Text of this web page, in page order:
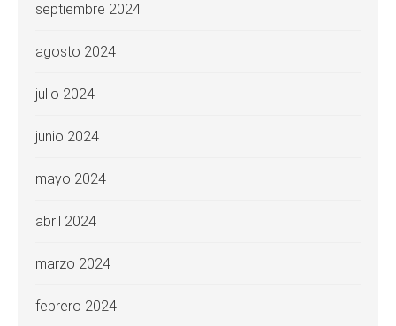
septiembre 2024
agosto 2024
julio 2024
junio 2024
mayo 2024
abril 2024
marzo 2024
febrero 2024